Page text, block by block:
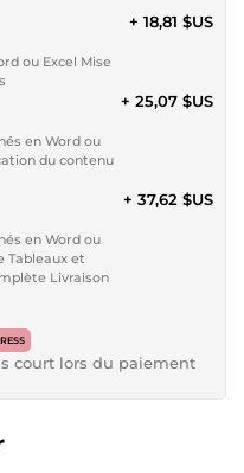
ou Excel Mise
+ 18,81 $US
en Word ou
du contenu
+ 25,07 $US
en Word ou
Tableaux et
Livraison
+ 37,62 $US
court lors du paiement